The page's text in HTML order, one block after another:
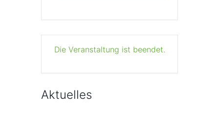
Die Veranstaltung ist beendet.
Aktuelles